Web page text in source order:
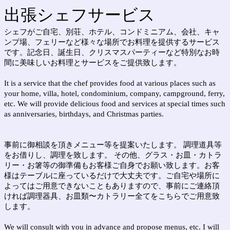
出張シェフサービス
シェフがご自宅、別荘、ホテル、コンドミニアム、会社、キャ
ンプ場、フェリーなど様々な場所でお料理を提供するサービス
です。記念日、誕生日、クリスマスパーティーなど特別なお時
間に美味しいお料理とサービスをご提供致します。
It is a service that the chef provides food at various places such as
your home, villa, hotel, condominium, company, campground, ferry,
etc. We will provide delicious food and services at special times such
as anniversaries, birthdays, and Christmas parties.
事前に御相談を頂きメニュー等を提案いたします。 調理道具等
をお借りし、調理を致します。 その他、グラス・お皿・カトラ
リー・お箸等の御準備もお客様ご自身でお願い致します。お客
様はテーブルに座っているだけで大丈夫です。ご自宅や場所に
よってはご用意できないこともありますので、事前にご連絡頂
ければ調理器具、お皿類〜カトラリー全てをこちらでご用意致
します。
We will consult with you in advance and propose menus, etc. I will